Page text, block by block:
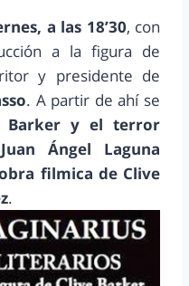
a las 18’30, con
a la figura de
y presidente de
. A partir de ahí se
Barker y el terror
Juan Ángel Laguna
filmica de Clive
.